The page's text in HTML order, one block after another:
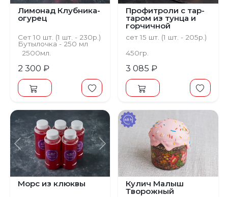
Лимонад Клубника-
огурец
Сет 10 шт. (1 шт. - 230р.)
Бутылочка - 250 мл
2500мл.
2 300 ₽
Профитроли с тар-
таром из тунца и
горчичной
заправкой
сет 15 шт. (1 шт. - 205р.)
450гр.
3 085 ₽
Предыдущий Следующий
Морс из клюквы Кулич Малыш
Творожный